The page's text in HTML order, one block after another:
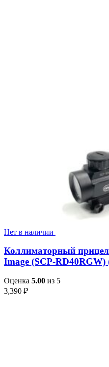
Нет в наличии
Коллиматорный
Image (SCP-
Оценка 5.00 из 5
3,390 ₽